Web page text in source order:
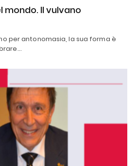
mondo. Il vulvano
per antonomasia, la sua forma è